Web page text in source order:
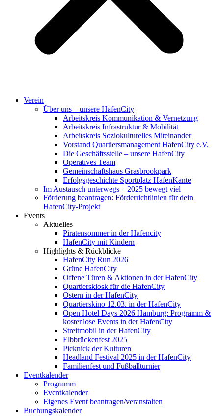
Verein
Über uns – unsere HafenCity
Arbeitskreis Kommunikation & Vernetzung
Arbeitskreis Infrastruktur & Mobilität
Arbeitskreis Soziokulturelles Miteinander
Vorstand Quartiersmanagement HafenCity e.V.
Die Geschäftsstelle – unsere HafenCity
Operatives Team
Gemeinschaftshaus Grasbrookpark
Erfolgsgeschichte Sportplatz HafenKante
Im Austausch unterwegs – 2025 bewegt viel
Förderung beantragen: Förderrichtlinien für dein
HafenCity-Projekt
Events
Aktuelles
Piratensommer in der Hafencity
HafenCity mit Kindern
Highlights & Rückblicke
HafenCity Run 2026
Grüne HafenCity
Offene Türen & Aktionen in der HafenCity
Quartierskiosk für die HafenCity
Ostern in der HafenCity
Quartierskino 12.03. in der HafenCity
Open Hotel Days 2026 Hamburg: Programm &
kostenlose Events in der HafenCity
Streitmobil in der HafenCity
Elbbrückenfest 2025
Picknick der Kulturen
Headland Festival 2025 in der HafenCity
Familienfest und Fußballturnier
Eventkalender
Programm
Eventkalender
Eigenes Event beantragen/veranstalten
Buchungskalender